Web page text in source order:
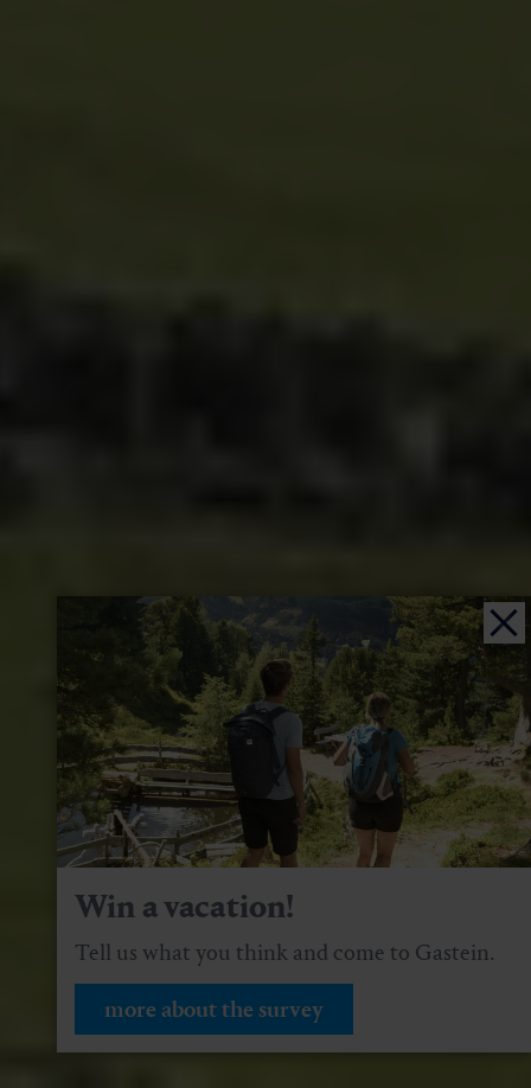
Win a vacation!
Tell us what you think and come to Gastein.
more about the survey